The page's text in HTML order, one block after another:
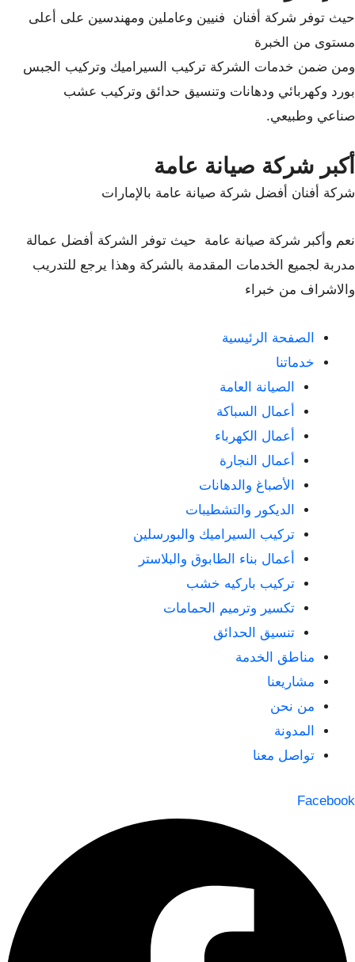
حيث توفر شركة أفنان فنيين وعاملين ومهندسين على أعلى
مستوى من الخبرة
ومن ضمن خدمات الشركة تركيب السيراميك وتركيب الجبس
بورد وكهربائي ودهانات وتنسيق حدائق وتركيب عشب
صناعي وطبيعي.
أكبر شركة صيانة عامة
شركة أفنان أفضل شركة صيانة عامة بالإمارات
نعم وأكبر شركة صيانة عامة حيث توفر الشركة أفضل عمالة
مدربة لجميع الخدمات المقدمة بالشركة وهذا يرجع للتدريب
والاشراف من خبراء
الصفحة الرئيسية
خدماتنا
الصيانة العامة
أعمال السباكة
أعمال الكهرباء
أعمال النجارة
الأصباغ والدهانات
الديكور والتشطيبات
تركيب السيراميك والبورسلين
أعمال بناء الطابوق والبلاستر
تركيب باركيه خشب
تكسير وترميم الحمامات
تنسيق الحدائق
مناطق الخدمة
مشاريعنا
من نحن
المدونة
تواصل معنا
Facebook